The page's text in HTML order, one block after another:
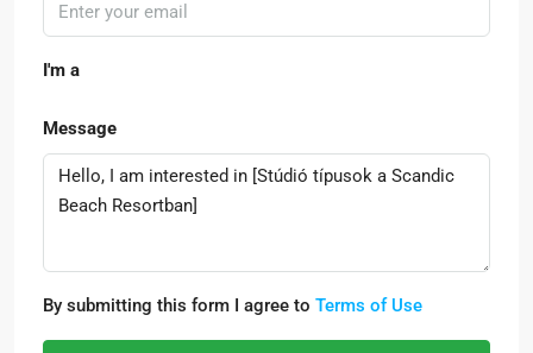
I'm a
Message
By submitting this form I agree to Terms of Use